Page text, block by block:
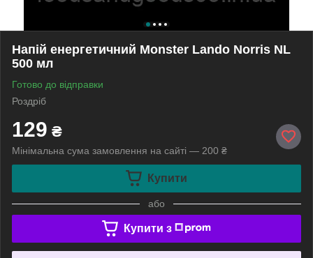
Напій енергетичний Monster Lando Norris NL
500 мл
Готово до відправки
Роздріб
129 ₴
Мінімальна сума замовлення на сайті — 200 ₴
Купити
або
Купити з